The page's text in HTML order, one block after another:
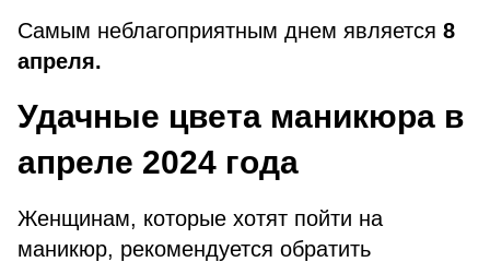
Самым неблагоприятным днем является 8
апреля.
Удачные цвета маникюра в
апреле 2024 года
Женщинам, которые хотят пойти на
маникюр, рекомендуется обратить